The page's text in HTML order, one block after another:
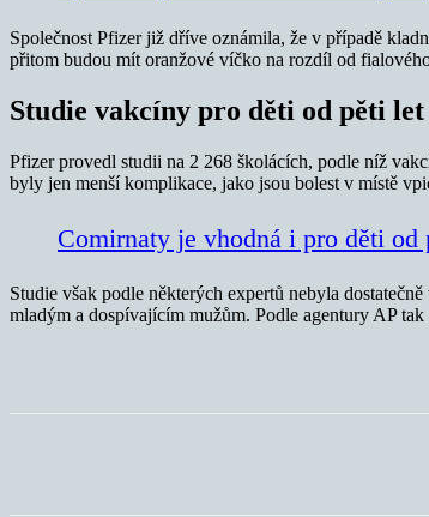
Společnost Pfizer již dříve oznámila, že v případě
přitom budou mít oranžové víčko na rozdíl od
Studie vakcíny pro děti od pěti
Pfizer provedl studii na 2 268 školácích, podle níž
byly jen menší komplikace, jako jsou bolest v místě
Comirnaty je vhodná i pro děti
Studie však podle některých expertů nebyla
mladým a dospívajícím mužům. Podle agentury AP